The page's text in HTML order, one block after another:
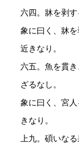
六四。牀を剥す
象に曰く、牀
近きなり。
六五。魚を貫
ざるなし。
象に曰く、宮
きなり。
上九。碩いな